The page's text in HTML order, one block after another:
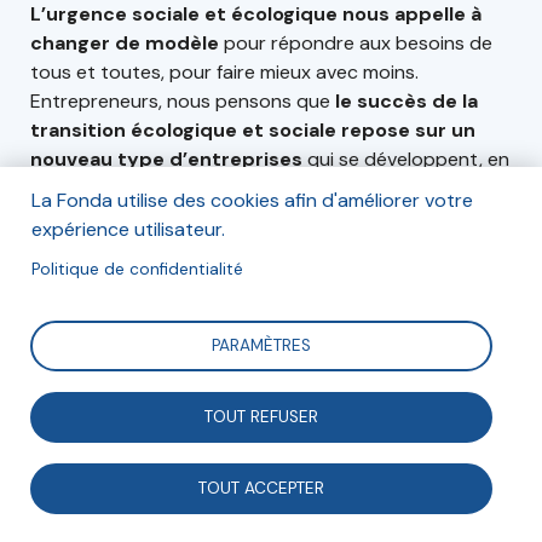
L’urgence sociale et écologique nous appelle à
changer de modèle pour répondre aux besoins de
tous et toutes, pour faire mieux avec moins.
Entrepreneurs, nous pensons que le succès de la
transition écologique et sociale repose sur un
nouveau type d’entreprises qui se développent, en
préservant le capital écologique et social de
l’humanité.
Notre mouvement a réuni depuis dix ans une
autre modèle est possible et que des entreprises
pouvaient grandir en respectant le 4 piliers :
Impact
Partage du pouvoir. Tous les jours, elles prouvent
que l’efficacité économique peut se conjuguer avec
justice sociale et transition écologique. Elles ont
aujourd’hui la responsabilité detransmettre leur
La Fonda utilise des cookies afin d'améliorer votre
expérience utilisateur.
Politique de confidentialité
PARAMÈTRES
TOUT REFUSER
TOUT ACCEPTER